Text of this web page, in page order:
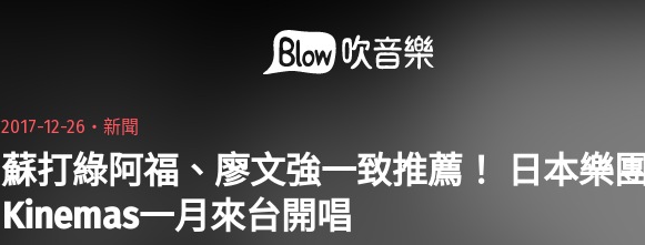
2017-12-26・新聞
蘇打綠阿福、廖文強一致推薦！ 日本樂團
Kinemas一月來台開唱